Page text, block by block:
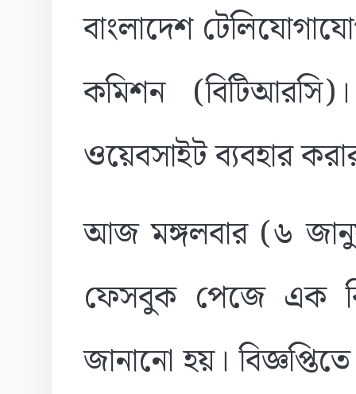
বাংলাদেশ
কমিশন
ওয়েবসাইট ব্যবহার
আজ মঙ্গলবার (৬
ফেসবুক পেজে এক
জানানো হয়।